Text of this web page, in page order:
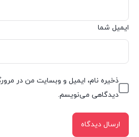
ایمیل شما
ذخیره نام، ایمیل و وبسایت من در
دیدگاهی می‌نویسم.